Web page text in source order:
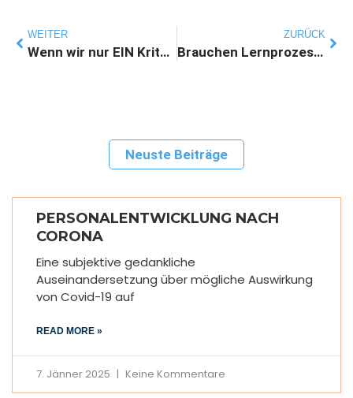
WEITER
Wenn wir nur EIN Kriterium für FÜHRUNG hätten
ZURÜCK
Brauchen Lernprozesse wirklich Feedback?
Neuste Beiträge
PERSONALENTWICKLUNG NACH
CORONA
Eine subjektive gedankliche
Auseinandersetzung über mögliche Auswirkung
von Covid-19 auf
READ MORE »
7. Jänner 2025 Keine Kommentare